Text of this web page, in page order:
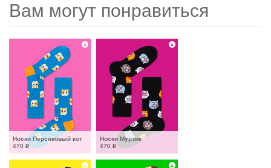
Вам могут понравиться
Носки Персиковый кот
470 Р
Носки Мурзик
470 Р